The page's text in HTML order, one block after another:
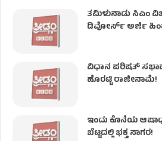
ತಮಿಳುನಾಡು ಸಿಎಂ
ಡಿವೋರ್ಸ್ ಅರ್ಜಿ
ವಿಧಾನ ಪರಿಷತ್
ಹೊರಟ್ಟಿ ರಾಜೀನಾಮೆ!
ಇಂದು ಕೊನೆಯ ಆಷಾಢ
ಬೆಟ್ಟದಲ್ಲಿ ಭಕ್ತ ಸಾಗರ!